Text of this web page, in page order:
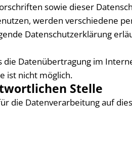
sowie dieser
werden verschiedene
Datenschutzerklärung
die Datenübertragung im
ist nicht möglich.
Stelle
die Datenverarbeitung auf